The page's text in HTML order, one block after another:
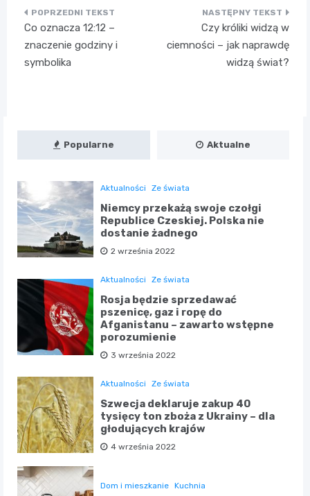
Nawigacja
wpisu
Co oznacza 12:12 –
znaczenie godziny i
symbolika
Czy króliki widzą w
ciemności – jak naprawdę
widzą świat?
Popularne Aktualne
Aktualności Ze świata
Niemcy przekażą swoje czołgi
Republice Czeskiej. Polska nie
dostanie żadnego
2 września 2022
Aktualności Ze świata
Rosja będzie sprzedawać
pszenicę, gaz i ropę do
Afganistanu – zawarto wstępne
porozumienie
3 września 2022
Aktualności Ze świata
Szwecja deklaruje zakup 40
tysięcy ton zboża z Ukrainy – dla
głodujących krajów
4 września 2022
Dom i mieszkanie Kuchnia